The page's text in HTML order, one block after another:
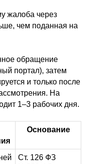
жалоба через
чем поданная на
обращение
портал), затем
и только после
На
1–3 рабочих дня.
Основание
Ст. 126 ФЗ